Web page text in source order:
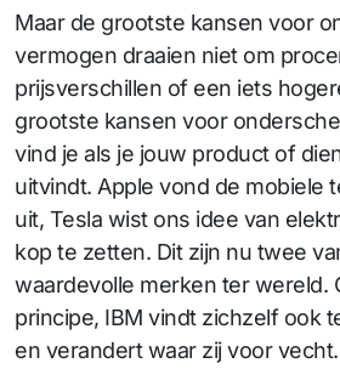
Maar de grootste kansen voor
vermogen draaien niet om
prijsverschillen of een iets
grootste kansen voor
vind je als je jouw product of
uitvindt. Apple vond de mobiele
uit, Tesla wist ons idee van
kop te zetten. Dit zijn nu twee
waardevolle merken ter wereld.
principe, IBM vindt zichzelf ook
en verandert waar zij voor vecht.